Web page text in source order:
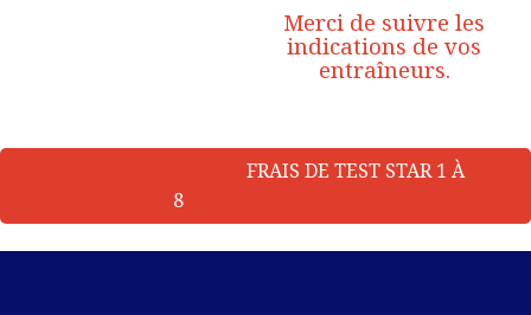
Merci de suivre les
indications de vos
entraîneurs.
FRAIS DE TEST STAR 1 À
8